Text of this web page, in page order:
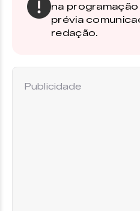
na
prévia
redação.
Publicidade